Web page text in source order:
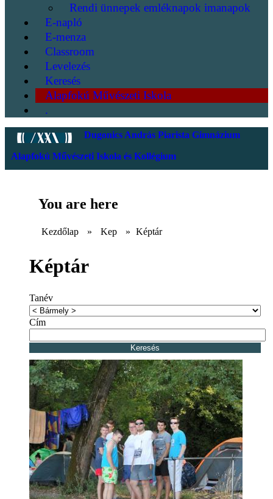
Rendi ünnepek emléknapok imanapok
E-napló
E-menza
Classroom
Levelezés
Keresés
Alapfokú Művészeti Iskola
.
Dugonics András Piarista Gimnázium
Alapfokú Művészeti Iskola és Kollégium
You are here
Kezdőlap » Kep » Képtár
Képtár
Tanév
Cím